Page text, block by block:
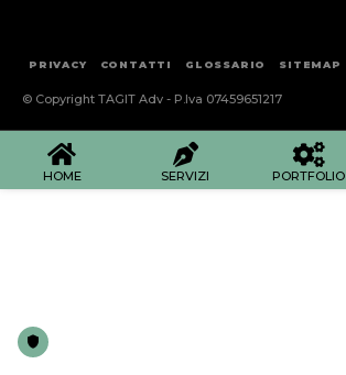
© Copyright TAGIT Adv - P.Iva 07459651217
PRIVACY CONTATTI GLOSSARIO SITEMAP
HOME SERVIZI PORTFOLIO